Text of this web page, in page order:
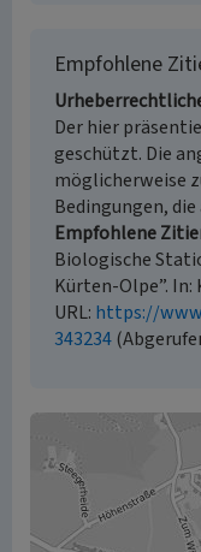
Empfohlene
Der hier
geschützt. Die
möglicherweise
Bedingungen, die
Empfohlene
Biologische
Kürten-Olpe”.
URL: https://
343234